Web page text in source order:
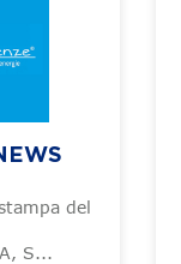
del
S...